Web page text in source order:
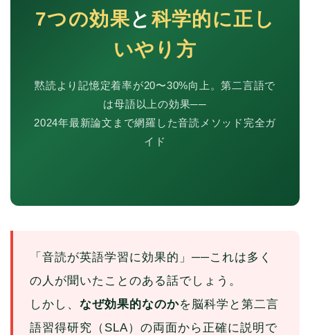
7つの効果と 科学的に正し
いやり方
黙読より記憶定着率が20〜30%向上。第二言語で
は母語以上の効果──
2024年最新論文まで網羅した音読メソッド完全ガ
イド
「音読が英語学習に効果的」──これは多く
の人が聞いたことのある話でしょう。
しかし、 なぜ効果的なのかを脳科学と第二言
語習得研究（SLA）の両面から正確に説明で